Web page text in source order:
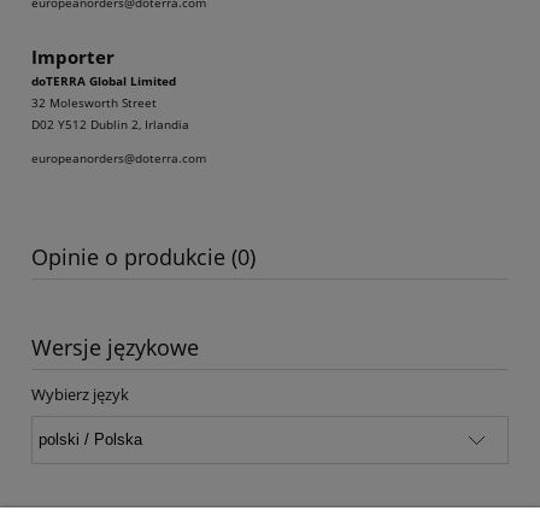
Importer
doTERRA Global Limited
32 Molesworth Street
D02 Y512 Dublin 2, Irlandia
europeanorders@doterra.com
Opinie o produkcie (0)
Wersje językowe
Wybierz język